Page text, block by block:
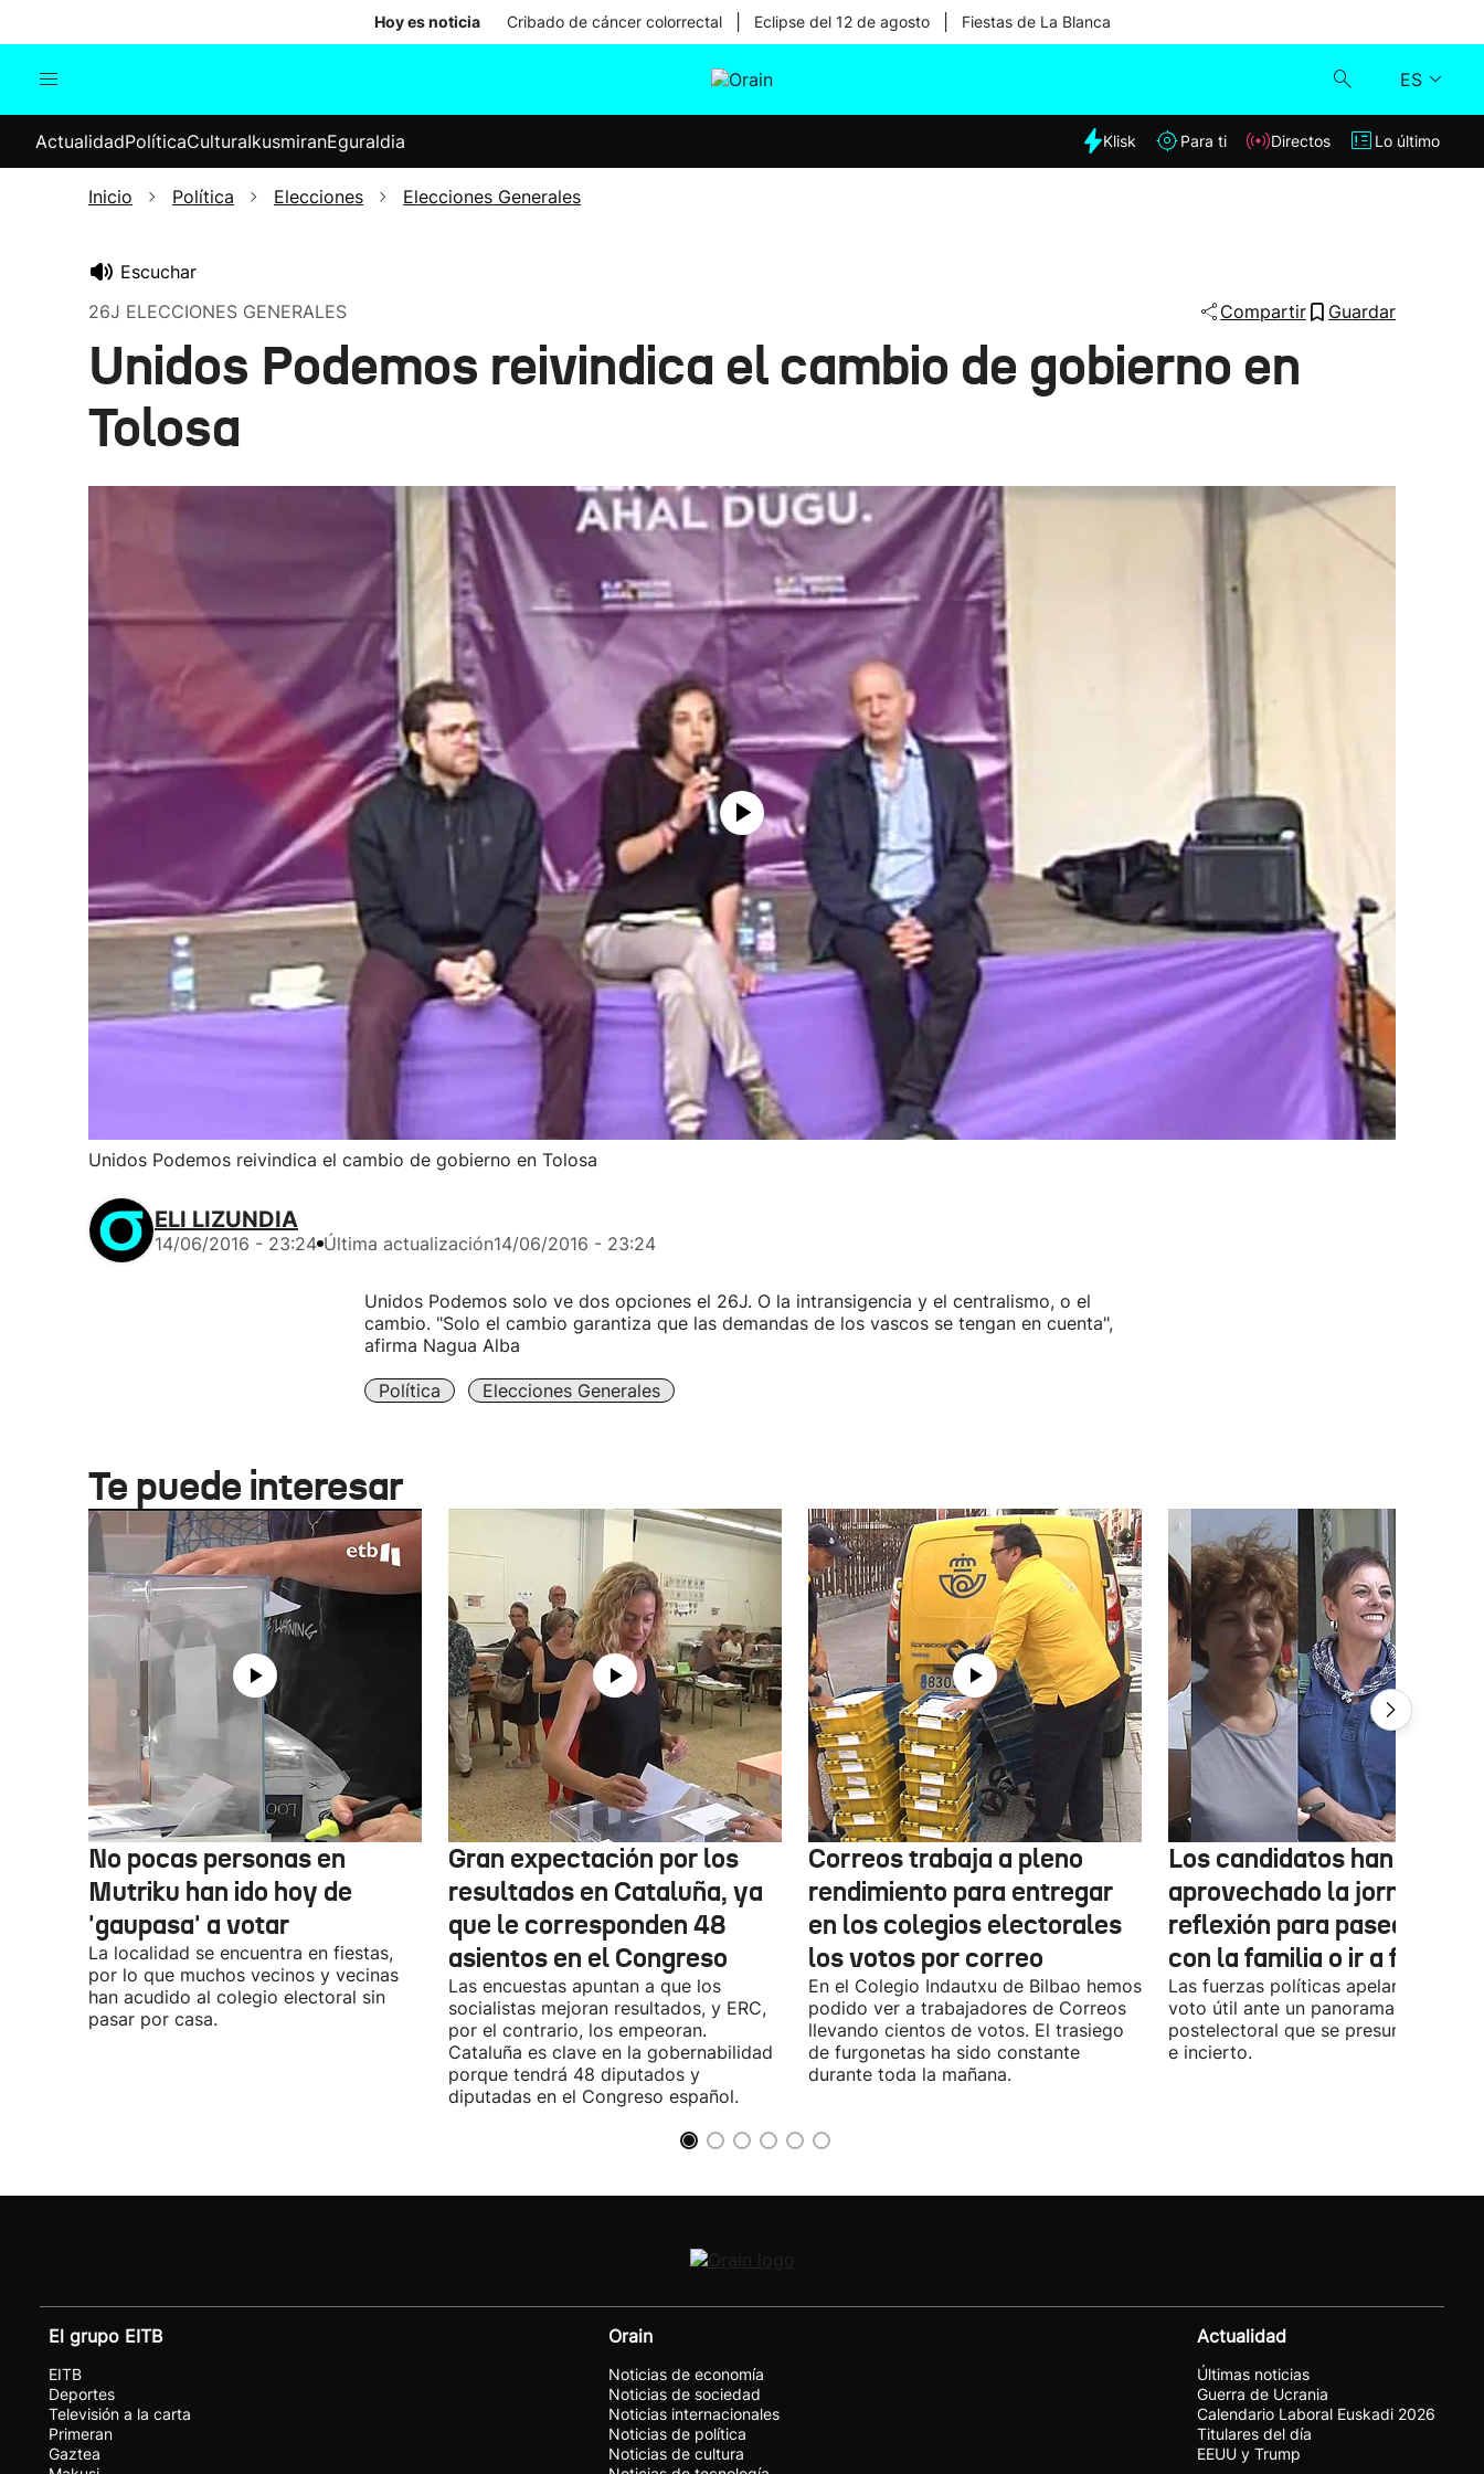
Hoy es noticia Cribado de cáncer colorrectal Eclipse del 12 de agosto Fiestas de La Blanca
ES
Internacional
Elecciones
Klisk
ActualidadPolíticaCulturaIkusmiranEguraldia Klisk Para ti Directos Lo último
Inicio Política Elecciones Elecciones Generales
Escuchar
26J ELECCIONES GENERALES
Compartir Guardar
Unidos Podemos reivindica el cambio de gobierno en
Tolosa
Unidos Podemos reivindica el cambio de gobierno en Tolosa
ELI LIZUNDIA
14/06/2016 - 23:24 Última actualización14/06/2016 - 23:24
Unidos Podemos solo ve dos opciones el 26J. O la intransigencia y el centralismo, o el
cambio. "Solo el cambio garantiza que las demandas de los vascos se tengan en cuenta",
afirma Nagua Alba
Política Elecciones Generales
Te puede interesar
No pocas personas en
Mutriku han ido hoy de
'gaupasa' a votar
La localidad se encuentra en fiestas,
por lo que muchos vecinos y vecinas
han acudido al colegio electoral sin
pasar por casa.
Gran expectación por los
resultados en Cataluña, ya
que le corresponden 48
asientos en el Congreso
Las encuestas apuntan a que los
socialistas mejoran resultados, y ERC,
por el contrario, los empeoran.
Cataluña es clave en la gobernabilidad
porque tendrá 48 diputados y
diputadas en el Congreso español.
Correos trabaja a pleno
rendimiento para entregar
en los colegios electorales
los votos por correo
En el Colegio Indautxu de Bilbao hemos
podido ver a trabajadores de Correos
llevando cientos de votos. El trasiego
de furgonetas ha sido constante
durante toda la mañana.
Los candidatos han
aprovechado la jornada de
reflexión para pasear,
con la familia o ir a fiestas
Las fuerzas políticas apelaron ayer al
voto útil ante un panorama
postelectoral que se presume
e incierto.
El grupo EITB
EITB
Deportes
Televisión a la carta
Primeran
Gaztea
Orain
Noticias de economía
Noticias de sociedad
Noticias internacionales
Noticias de política
Noticias de cultura
Actualidad
Últimas noticias
Guerra de Ucrania
Calendario Laboral Euskadi 2026
Titulares del día
EEUU y Trump